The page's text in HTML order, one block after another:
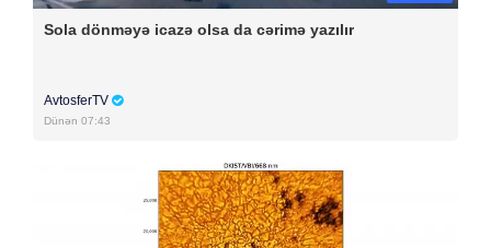
Sola dönməyə icazə olsa da cərimə yazılır
AvtosferTV
Dünən 07:43